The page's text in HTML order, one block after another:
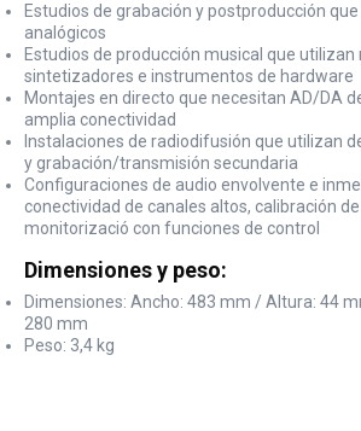
Estudios de grabación y postproducción
analógicos
Estudios de producción musical que utilizan
sintetizadores e instrumentos de hardware
Montajes en directo que necesitan AD/DA
amplia conectividad
Instalaciones de radiodifusión que utilizan
y grabación/transmisión secundaria
Configuraciones de audio envolvente e
conectividad de canales altos, calibración
monitorizació con funciones de control
Dimensiones y peso:
Dimensiones: Ancho: 483 mm / Altura: 44
280 mm
Peso: 3,4 kg